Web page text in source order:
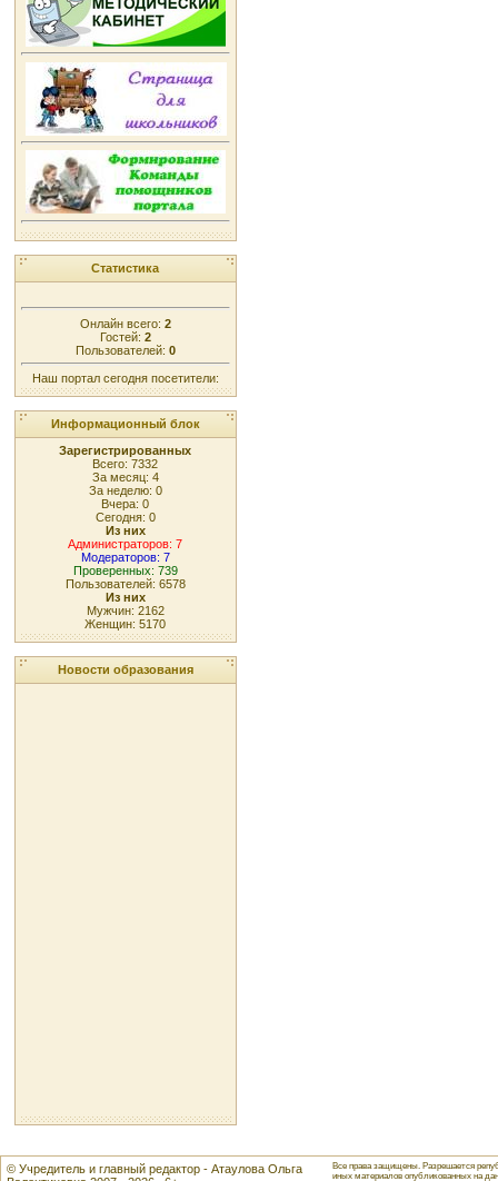
Статистика
Онлайн всего: 2
Гостей: 2
Пользователей: 0
Наш портал сегодня посетители:
Информационный блок
Зарегистрированных
Всего: 7332
За месяц: 4
За неделю: 0
Вчера: 0
Сегодня: 0
Из них
Администраторов: 7
Модераторов: 7
Проверенных: 739
Пользователей: 6578
Из них
Мужчин: 2162
Женщин: 5170
Новости образования
© Учредитель и главный редактор - Атаулова Ольга
Все права защищены. Разрешается
иных материалов опубликованных на